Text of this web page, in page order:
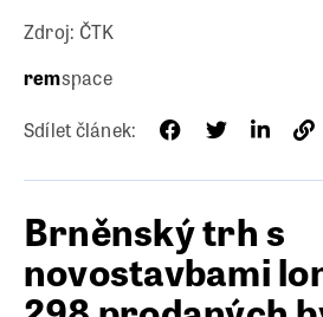
Zdroj: ČTK
remspace
Sdílet článek:
Brněnský trh s
novostavbami